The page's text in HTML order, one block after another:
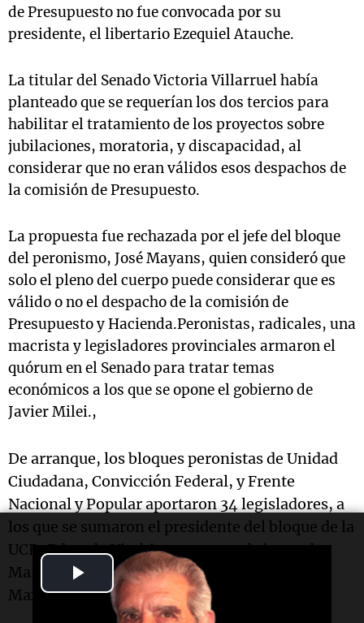
Play
Video
de Presupuesto no fue convocada por su
presidente, el libertario Ezequiel Atauche.
La titular del Senado Victoria Villarruel había
planteado que se requerían los dos tercios para
habilitar el tratamiento de los proyectos sobre
jubilaciones, moratoria, y discapacidad, al
considerar que no eran válidos esos despachos de
la comisión de Presupuesto.
La propuesta fue rechazada por el jefe del bloque
del peronismo, José Mayans, quien consideró que
solo el pleno del cuerpo puede considerar que es
válido o no el despacho de la comisión de
Presupuesto y Hacienda.Peronistas, radicales, una
macrista y legisladores provinciales armaron el
quórum en el Senado para tratar temas
económicos a los que se opone el gobierno de
Javier Milei.,
De arranque, los bloques peronistas de Unidad
Ciudadana, Convicción Federal, y Frente
Nacional y Popular aportaron 34 legisladores, a
los que se sumaron el presidente del bloque de la
UCR, Eduardo Vischi, y sus pares de bancada
Martín Lousteau, Favio Fama, Pablo Blanco y
Maximiliano Abad..